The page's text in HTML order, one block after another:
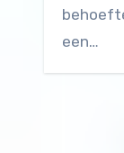
een…